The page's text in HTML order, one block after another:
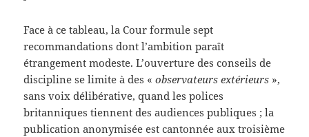
Face à ce tableau, la Cour formule sept
recommandations dont l’ambition paraît
étrangement modeste. L’ouverture des conseils de
discipline se limite à des «observateurs extérieurs »,
sans voix délibérative, quand les polices
britanniques tiennent des audiences publiques ; la
publication anonymisée est cantonnée aux troisième